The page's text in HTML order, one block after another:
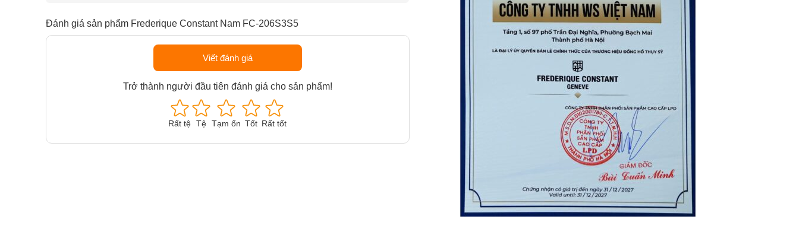
Đánh giá sản phẩm Frederique Constant Nam FC-206S3S5
Viết đánh giá
Trở thành người đầu tiên đánh giá cho sản phẩm!
Rất tệ Tệ Tạm ổn Tốt Rất tốt